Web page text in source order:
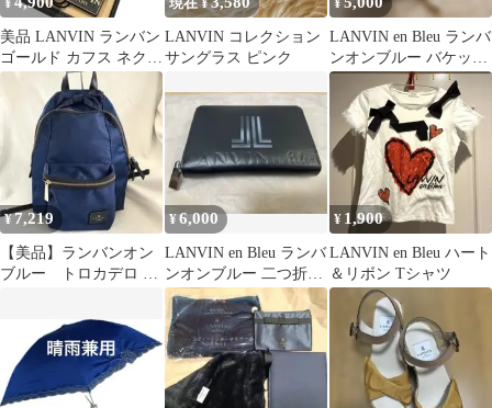
¥
美品 LANVIN ランバン
ゴールド カフス ネクタ
イピン セット 箱付き
現在 ¥
LANVIN コレクション
サングラス ピンク
¥
LANVIN en Bleu ランバ
ンオンブルー バケット
ハット ベージュ
¥ 7,219
【美品】ランバンオン
ブルー トロカデロ ネ
ク 紺 リボン
¥6,000
LANVIN en Bleu ランバ
ンオンブルー 二つ折り
財布
¥ 1,900
LANVIN en Bleu ハート
＆リボン Tシャツ